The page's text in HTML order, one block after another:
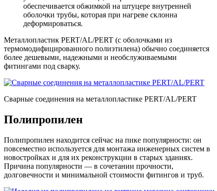
обеспечивается обжимкой на штуцере внутренней
оболочки трубы, которая при нагреве склонна
деформироваться.
Металлопластик PERT/AL/PERT (с оболочками из
термомодифицированного полиэтилена) обычно соединяется
более дешевыми, надежными и необслуживаемыми
фитингами под сварку.
Сварные соединения на металлопластике PERT/AL/PERT
Полипропилен
Полипропилен находится сейчас на пике популярности: он
повсеместно используется для монтажа инженерных систем в
новостройках и для их реконструкции в старых зданиях.
Причина популярности — в сочетании прочности,
долговечности и минимальной стоимости фитингов и труб.